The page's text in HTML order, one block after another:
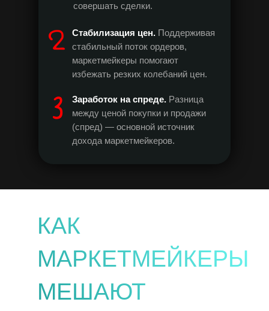
совершать сделки.
Стабилизация цен. Поддерживая
стабильный поток ордеров,
маркетмейкеры помогают
избежать резких колебаний цен.
Заработок на спреде. Разница
между ценой покупки и продажи
(спред) — основной источник
дохода маркетмейкеров.
КАК
МАРКЕТМЕЙКЕРЫ
МЕШАЮТ